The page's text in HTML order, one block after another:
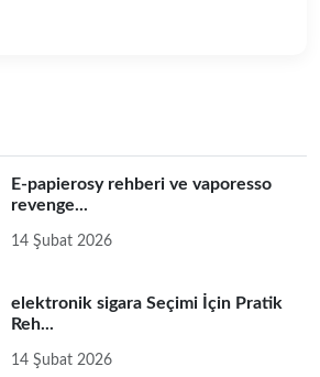
yoğun nikotin tercih eden
E-papierosy rehberi ve vaporesso
revenge...
14 Şubat 2026
elektronik sigara Seçimi İçin Pratik
Reh...
14 Şubat 2026